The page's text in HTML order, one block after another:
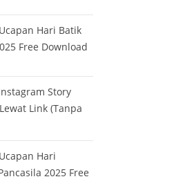
Hari Batik
Free Download
Story
Link (Tanpa
Hari
2025 Free